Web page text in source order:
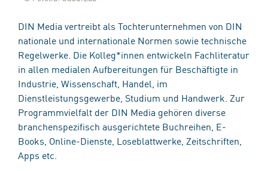
DIN Media vertreibt als Tochterunternehmen von DIN
nationale und internationale Normen sowie technische
Regelwerke. Die Kolleg*innen entwickeln Fachliteratur
in allen medialen Aufbereitungen für Beschäftigte in
Industrie, Wissenschaft, Handel, im
Dienstleistungsgewerbe, Studium und Handwerk. Zur
Programmvielfalt der DIN Media gehören diverse
branchenspezifisch ausgerichtete Buchreihen, E-
Books, Online-Dienste, Loseblattwerke, Zeitschriften,
Apps etc.